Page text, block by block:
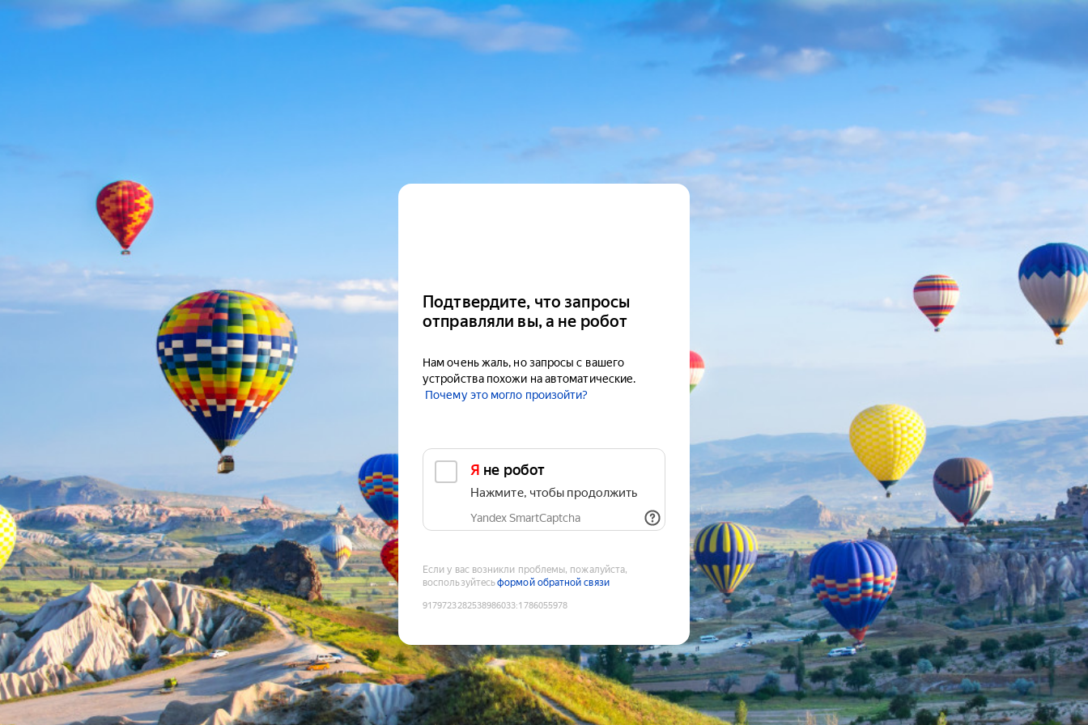
Подтвердите, что запросы
отправляли вы, а не робот
Нам очень жаль, но запросы с вашего
устройства похожи на автоматические.
Почему это могло произойти?
Я не робот
Нажмите, чтобы продолжить
Yandex SmartCaptcha
Если у вас возникли проблемы, пожалуйста,
воспользуйтесьформой обратной связи
9179723282538986033:1786055978